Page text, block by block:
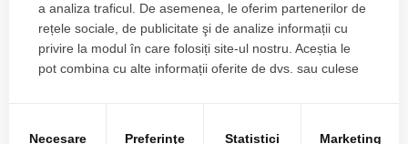
a analiza traficul. De asemenea, le oferim partenerilor de
rețele sociale, de publicitate şi de analize informații cu
privire la modul în care folosiți site-ul nostru. Aceștia le
pot combina cu alte informații oferite de dvs. sau culese
Necesare Preferinţe Statistici Marketing